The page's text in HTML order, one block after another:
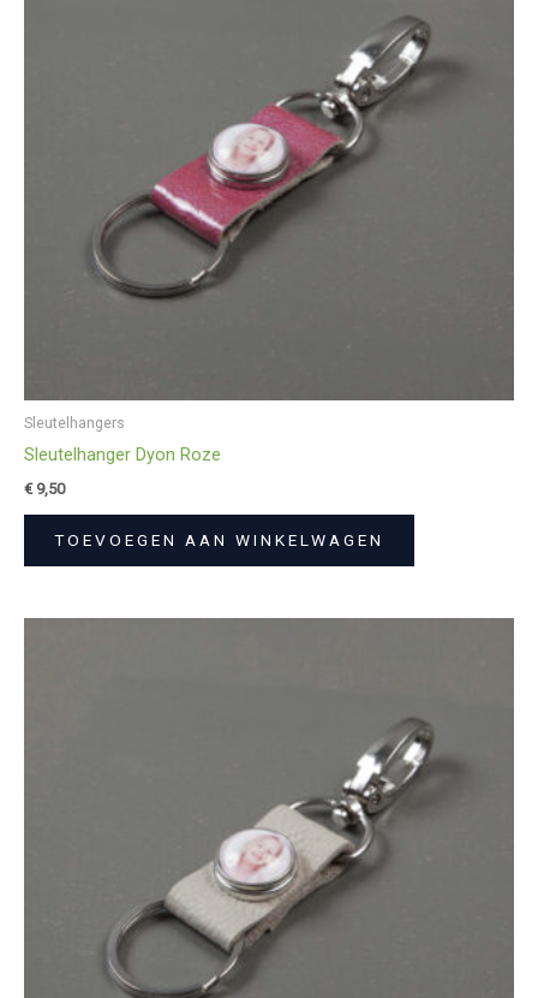
Sleutelhangers
Sleutelhanger Dyon Roze
€9,50
TOEVOEGEN AAN WINKELWAGEN